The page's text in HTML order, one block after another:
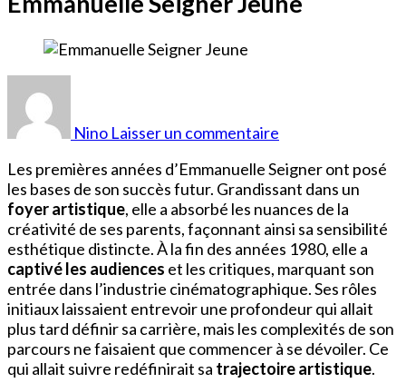
Nino Laisser un commentaire
Jeune
Les premières années d’Emmanuelle Seigner ont posé
les bases de son succès futur. Grandissant dans un
foyer artistique, elle a absorbé les nuances de la
créativité de ses parents, façonnant ainsi sa sensibilité
esthétique distincte. À la fin des années 1980, elle a
captivé les audiences et les critiques, marquant son
entrée dans l’industrie cinématographique. Ses rôles
initiaux laissaient entrevoir une profondeur qui allait
plus tard définir sa carrière, mais les complexités de son
parcours ne faisaient que commencer à se dévoiler. Ce
qui allait suivre redéfinirait sa trajectoire artistique.